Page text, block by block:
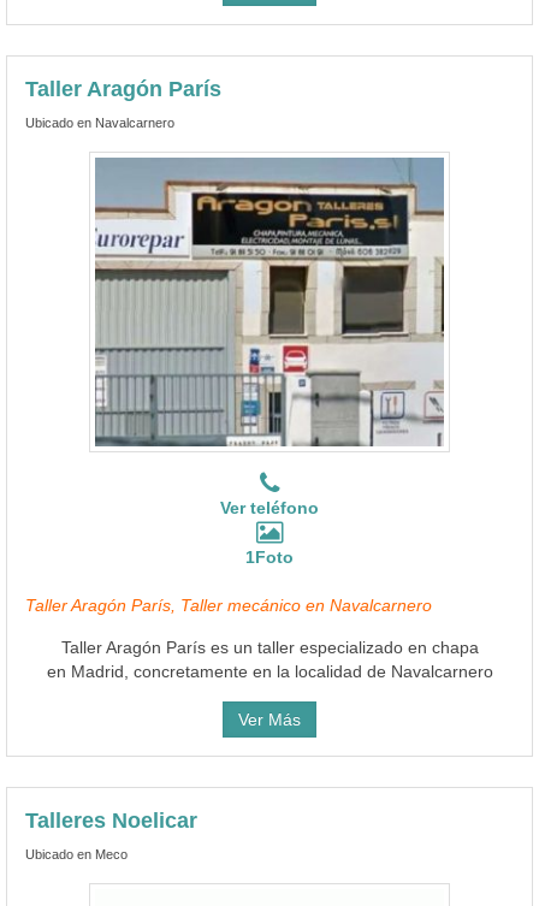
Taller Aragón París
Ubicado en Navalcarnero
Ver teléfono
1Foto
Taller Aragón París, Taller mecánico en Navalcarnero
Taller Aragón París es un taller especializado en chapa
en Madrid, concretamente en la localidad de Navalcarnero
Ver Más
Talleres Noelicar
Ubicado en Meco